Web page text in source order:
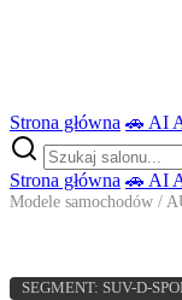
Strona główna 🚗 AI
Strona główna 🚗 AI
Modele samochodów /
SEGMENT: SUV-D-